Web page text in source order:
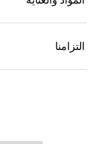
التزامنا